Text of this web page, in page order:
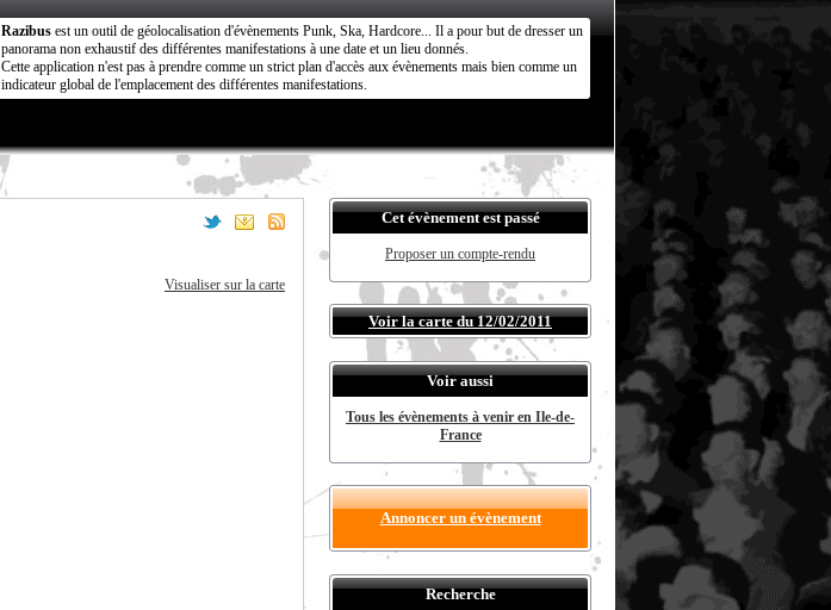
Razibus est un outil de géolocalisation d'évènements Punk, Ska, Hardcore... Il a pour but de dresser un
panorama non exhaustif des différentes manifestations à une date et un lieu donnés.
Cette application n'est pas à prendre comme un strict plan d'accès aux évènements mais bien comme un
indicateur global de l'emplacement des différentes manifestations.
Visualiser sur la carte
Cet évènement est passé
Proposer un compte-rendu
Voir la carte du 12/02/2011
Voir aussi
Tous les évènements à venir en Ile-de-
France
Annoncer un évènement
Recherche